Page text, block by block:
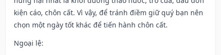
kiện cáo, chôn cất. Vì vậy, để tránh điềm giữ quý bạn nên
chọn một ngày tốt khác để tiến hành chôn cất.
Ngoại lệ: